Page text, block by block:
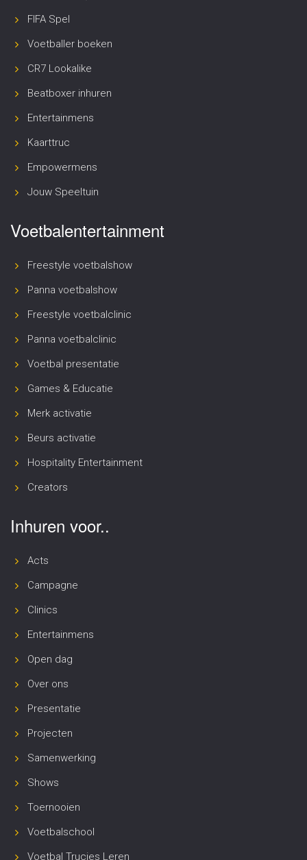
FIFA Spel
Voetballer boeken
CR7 Lookalike
Beatboxer inhuren
Entertainmens
Kaarttruc
Empowermens
Jouw Speeltuin
Voetbalentertainment
Freestyle voetbalshow
Panna voetbalshow
Freestyle voetbalclinic
Panna voetbalclinic
Voetbal presentatie
Games & Educatie
Merk activatie
Beurs activatie
Hospitality Entertainment
Creators
Inhuren voor..
Acts
Campagne
Clinics
Entertainmens
Open dag
Over ons
Presentatie
Projecten
Samenwerking
Shows
Toernooien
Voetbalschool
Voetbal Trucjes Leren